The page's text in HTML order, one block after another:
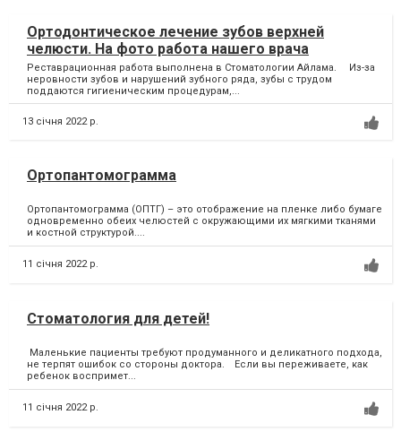
Ортодонтическое лечение зубов верхней
челюсти. На фото работа нашего врача
Реставрационная работа выполнена в Стоматологии Айлама. ⠀ Из-за
неровности зубов и нарушений зубного ряда, зубы с трудом
поддаются гигиеническим процедурам,...
13 січня 2022 р.
Ортопантомограмма
Ортопантомограмма (ОПТГ) – это отображение на пленке либо бумаге
одновременно обеих челюстей с окружающими их мягкими тканями
и костной структурой....
11 січня 2022 р.
Стоматология для детей!
Маленькие пациенты требуют продуманного и деликатного подхода,
не терпят ошибок со стороны доктора.⠀ Если вы переживаете, как
ребенок воспримет...
11 січня 2022 р.